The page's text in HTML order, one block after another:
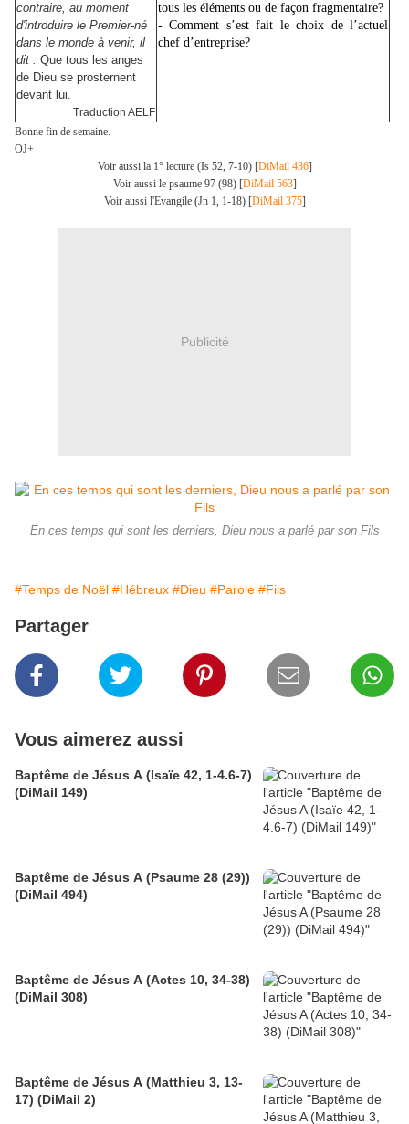
contraire, au moment
d'introduire le Premier-né
dans le monde à venir, il
dit : Que tous les anges
de Dieu se prosternent
devant lui.
Traduction AELF
tous les éléments ou de façon fragmentaire?
- Comment s’est fait le choix de l’actuel
chef d’entreprise?
Bonne fin de semaine.
OJ+
Voir aussi la 1° lecture (Is 52, 7-10) [DiMail 436]
Voir aussi le psaume 97 (98) [DiMail 563]
Voir aussi l'Evangile (Jn 1, 1-18) [DiMail 375]
Publicité
En ces temps qui sont les derniers, Dieu nous a parlé par son Fils
#Temps de Noël #Hébreux #Dieu #Parole #Fils
Partager
Vous aimerez aussi
Baptême de Jésus A (Isaïe 42, 1-4.6-7)
(DiMail 149)
Baptême de Jésus A (Psaume 28 (29))
(DiMail 494)
Baptême de Jésus A (Actes 10, 34-38)
(DiMail 308)
Baptême de Jésus A (Matthieu 3, 13-
17) (DiMail 2)